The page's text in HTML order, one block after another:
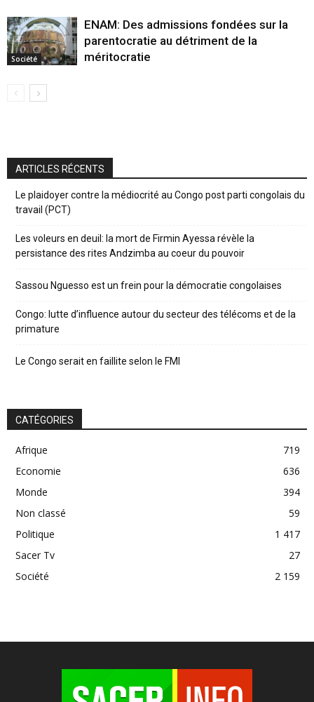
Société
ENAM: Des admissions fondées sur la
parentocratie au détriment de la
méritocratie
ARTICLES RÉCENTS
Le plaidoyer contre la médiocrité au Congo post parti congolais du
travail (PCT)
Les voleurs en deuil: la mort de Firmin Ayessa révèle la
persistance des rites Andzimba au coeur du pouvoir
Sassou Nguesso est un frein pour la démocratie congolaises
Congo: lutte d’influence autour du secteur des télécoms et de la
primature
Le Congo serait en faillite selon le FMI
CATÉGORIES
Afrique
719
Economie
636
Monde
394
Non classé
59
Politique
1 417
Sacer Tv
27
Société
2 159